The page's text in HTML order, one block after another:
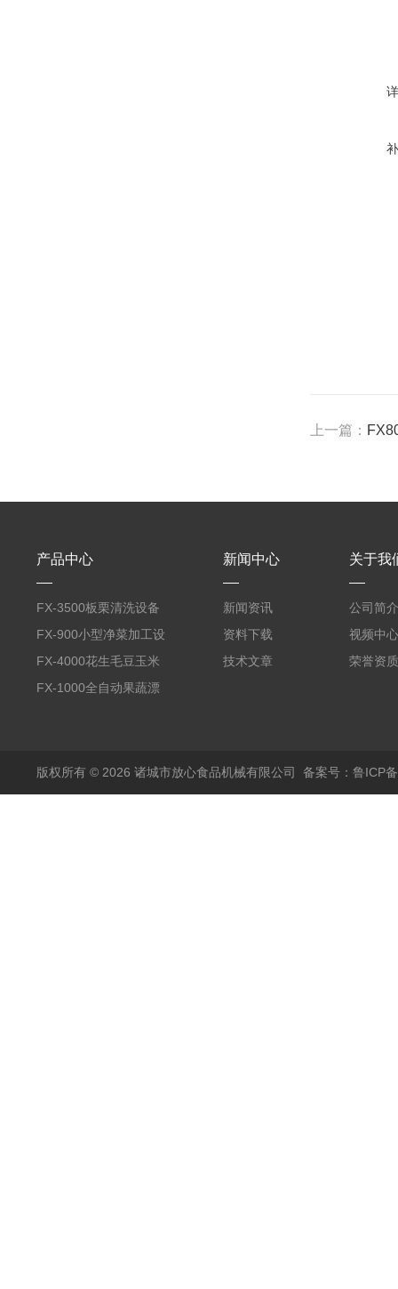
上一篇：
产品中心
FX-3500板栗清洗设备
全自动气泡清洗机
FX-900小型净菜加工设
备野菜清洗机
FX-4000花生毛豆玉米
蒸煮漂烫机
FX-1000全自动果蔬漂
新闻中心
新闻资讯
资料下载
技术文章
关于我
公司简介
视频中心
荣誉资质
版权所有 © 2026 诸城市放心食品机械有限公司 备案号：鲁ICP